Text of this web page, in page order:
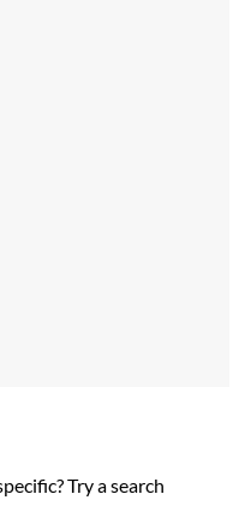
Try a search